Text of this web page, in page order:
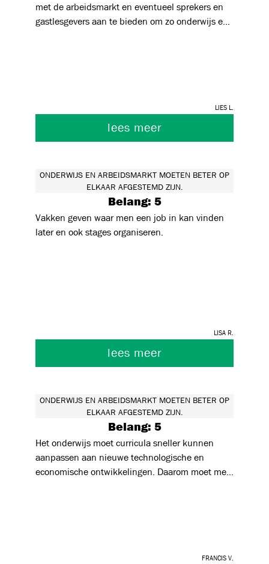
met de arbeidsmarkt en eventueel sprekers en
gastlesgevers aan te bieden om zo onderwijs en
Lies L.
lees meer
ONDERWIJS EN ARBEIDSMARKT MOETEN BETER OP
ELKAAR AFGESTEMD ZIJN.
Belang: 5
Vakken geven waar men een job in kan vinden
later en ook stages organiseren.
Lisa R.
lees meer
ONDERWIJS EN ARBEIDSMARKT MOETEN BETER OP
ELKAAR AFGESTEMD ZIJN.
Belang: 5
Het onderwijs moet curricula sneller kunnen
aanpassen aan nieuwe technologische en
economische ontwikkelingen. Daarom moet men
zodat lln kunnen omscholen of bijscholenFrancis V.